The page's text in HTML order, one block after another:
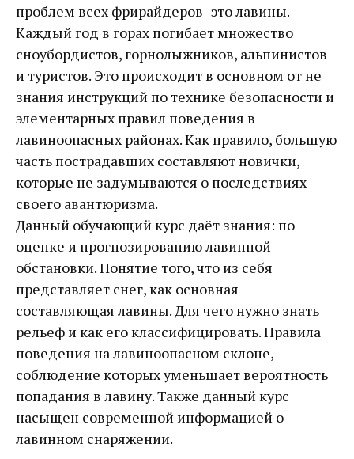
проблем всех фрирайдеров- это лавины.
Каждый год в горах погибает множество
сноубордистов, горнолыжников, альпинистов
и туристов. Это происходит в основном от не
знания инструкций по технике безопасности и
элементарных правил поведения в
лавиноопасных районах. Как правило, большую
часть пострадавших составляют новички,
которые не задумываются о последствиях
своего авантюризма.
Данный обучающий курс даёт знания: по
оценке и прогнозированию лавинной
обстановки. Понятие того, что из себя
представляет снег, как основная
составляющая лавины. Для чего нужно знать
рельеф и как его классифицировать. Правила
поведения на лавиноопасном склоне,
соблюдение которых уменьшает вероятность
попадания в лавину. Также данный курс
насыщен современной информацией о
лавинном снаряжении.